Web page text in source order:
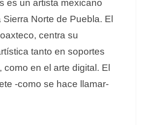
es un artista mexicano
Norte de Puebla. El
centra su
tanto en soportes
como en el arte digital. El
-como se hace llamar-